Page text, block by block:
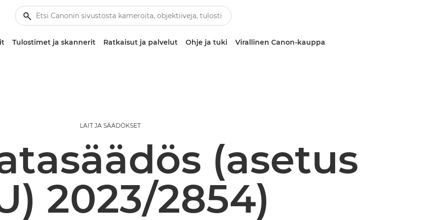
Tulostimet ja skannerit Ratkaisut ja palvelut Ohje ja tuki Virallinen Canon-kauppa
LAIT JA SÄÄDÖKSET
(asetus
2023/2854)